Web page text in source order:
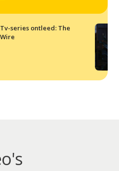
Tv-series ontleed: The
Wire